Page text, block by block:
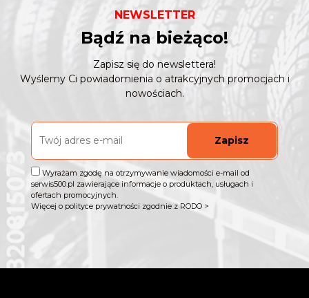
NEWSLETTER
Bądź na bieżąco!
Zapisz się do newslettera!
Wyślemy Ci powiadomienia o atrakcyjnych promocjach i
nowościach.
Zapisz
Wyrażam zgodę na otrzymywanie wiadomości e-mail od
serwis500.pl zawierające informacje o produktach, usługach i
ofertach promocyjnych.
Więcej o polityce prywatności zgodnie z RODO >